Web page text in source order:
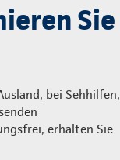
Sie
bei Sehhilfen,
erhalten Sie